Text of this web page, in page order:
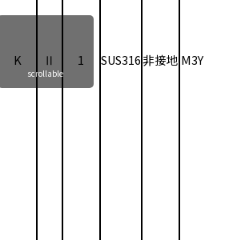
K Ⅱ 1 SUS316非接地 M3Y
scrollable